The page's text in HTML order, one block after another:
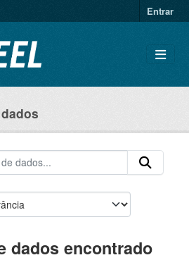
Entrar
dados encontrado